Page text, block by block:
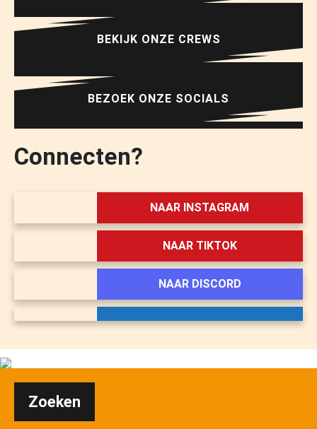
BEKIJK ONZE CREWS
BEZOEK ONZE SOCIALS
Connecten?
NAAR INSTAGRAM
NAAR TIKTOK
NAAR DISCORD
Zoeken